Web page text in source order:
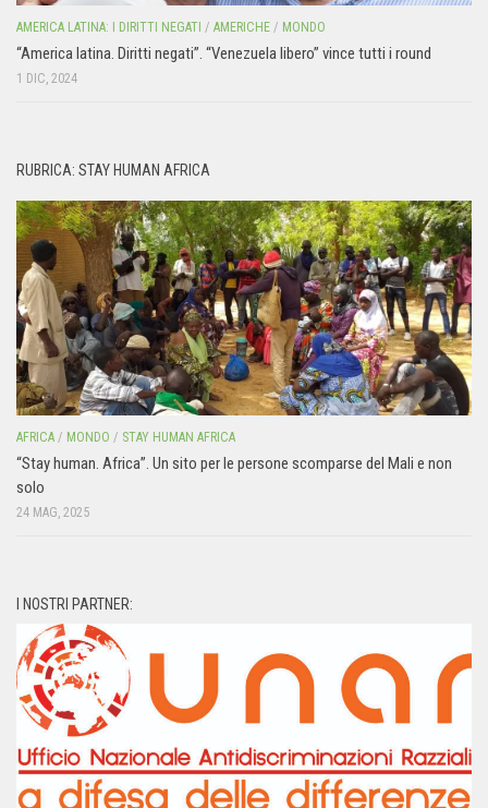
AMERICA LATINA: I DIRITTI NEGATI / AMERICHE / MONDO
“America latina. Diritti negati”. “Venezuela libero” vince tutti i round
1 DIC, 2024
RUBRICA: STAY HUMAN AFRICA
AFRICA / MONDO / STAY HUMAN AFRICA
“Stay human. Africa”. Un sito per le persone scomparse del Mali e non
solo
24 MAG, 2025
I NOSTRI PARTNER: